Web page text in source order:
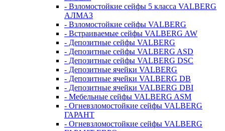
- Взломостойкие сейфы 5 класса VALBERG
АЛМАЗ
- Взломостойкие сейфы VALBERG
- Встраиваемые сейфы VALBERG AW
- Депозитные сейфы VALBERG
- Депозитные сейфы VALBERG ASD
- Депозитные сейфы VALBERG DSC
- Депозитные ячейки VALBERG
- Депозитные ячейки VALBERG DB
- Депозитные ячейки VALBERG DBI
- Мебельные сейфы VALBERG ASM
- Огневзломостойкие сейфы VALBERG
ГАРАНТ
- Огневзломостойкие сейфы VALBERG